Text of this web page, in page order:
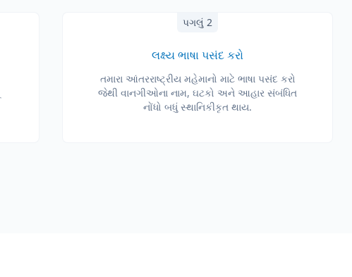
પગલું 2
લક્ષ્ય ભાષા પસંદ કરો
તમારા આંતરરાષ્ટ્રીય મહેમાનો માટે ભાષા પસંદ કરો
જેથી વાનગીઓના નામ, ઘટકો અને આહાર સંબંધિત
નોંધો બધું સ્થાનિકીકૃત થાય.